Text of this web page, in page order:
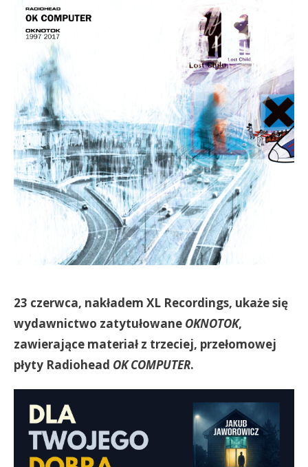
23 czerwca, nakładem XL Recordings, ukaże się
wydawnictwo zatytułowane OKNOTOK,
zawierające materiał z trzeciej, przełomowej
płyty Radiohead OK COMPUTER.